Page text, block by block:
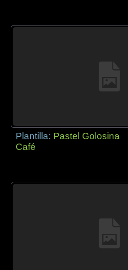
Plantilla: Pastel Golosina
Café